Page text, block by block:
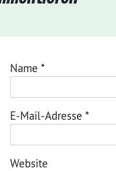
Name *
E-Mail-Adresse *
Website